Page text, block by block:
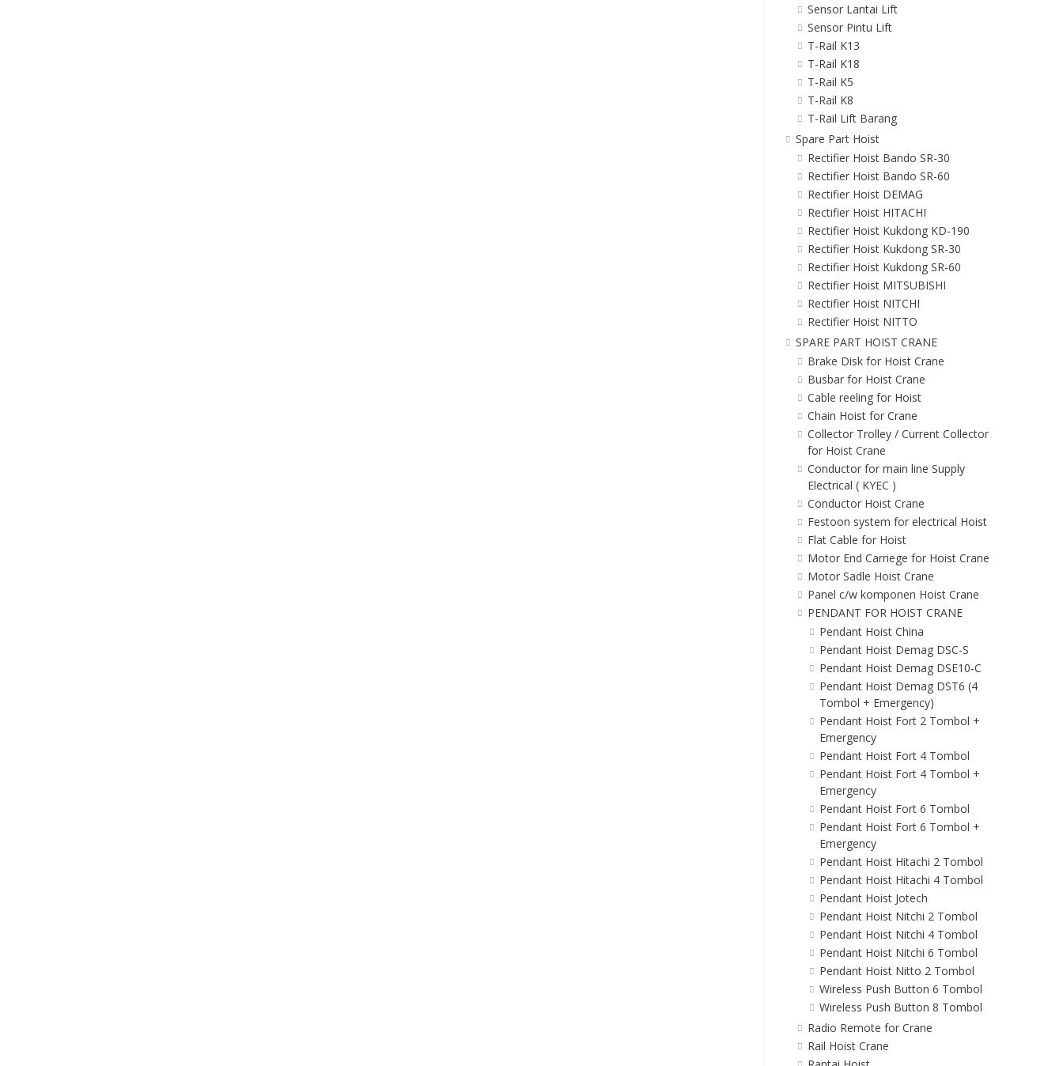
Sensor Lantai Lift
Sensor Pintu Lift
T-Rail K13
T-Rail K18
T-Rail K5
T-Rail K8
T-Rail Lift Barang
Spare Part Hoist
Rectifier Hoist Bando SR-30
Rectifier Hoist Bando SR-60
Rectifier Hoist DEMAG
Rectifier Hoist HITACHI
Rectifier Hoist Kukdong KD-190
Rectifier Hoist Kukdong SR-30
Rectifier Hoist Kukdong SR-60
Rectifier Hoist MITSUBISHI
Rectifier Hoist NITCHI
Rectifier Hoist NITTO
SPARE PART HOIST CRANE
Brake Disk for Hoist Crane
Busbar for Hoist Crane
Cable reeling for Hoist
Chain Hoist for Crane
Collector Trolley / Current Collector
for Hoist Crane
Conductor for main line Supply
Electrical ( KYEC )
Conductor Hoist Crane
Festoon system for electrical Hoist
Flat Cable for Hoist
Motor End Carriege for Hoist Crane
Motor Sadle Hoist Crane
Panel c/w komponen Hoist Crane
PENDANT FOR HOIST CRANE
Pendant Hoist China
Pendant Hoist Demag DSC-S
Pendant Hoist Demag DSE10-C
Pendant Hoist Demag DST6 (4
Tombol + Emergency)
Pendant Hoist Fort 2 Tombol +
Emergency
Pendant Hoist Fort 4 Tombol
Pendant Hoist Fort 4 Tombol +
Emergency
Pendant Hoist Fort 6 Tombol
Pendant Hoist Fort 6 Tombol +
Emergency
Pendant Hoist Hitachi 2 Tombol
Pendant Hoist Hitachi 4 Tombol
Pendant Hoist Jotech
Pendant Hoist Nitchi 2 Tombol
Pendant Hoist Nitchi 4 Tombol
Pendant Hoist Nitchi 6 Tombol
Pendant Hoist Nitto 2 Tombol
Wireless Push Button 6 Tombol
Wireless Push Button 8 Tombol
Radio Remote for Crane
Rail Hoist Crane